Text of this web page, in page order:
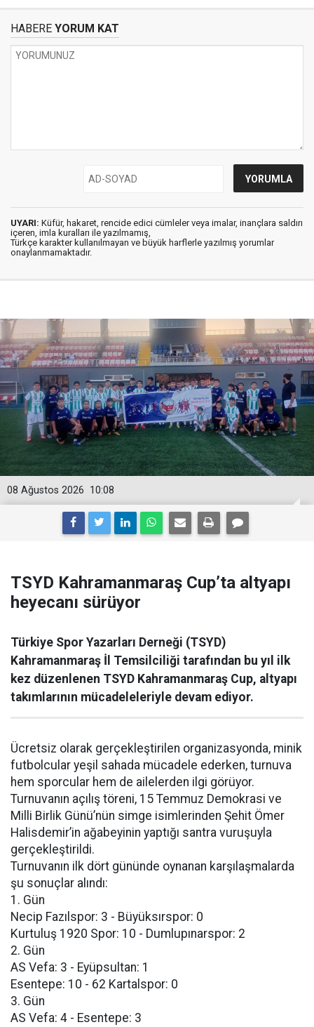
HABERE YORUM KAT
UYARI: Küfür, hakaret, rencide edici cümleler veya imalar, inançlara saldırı
içeren, imla kuralları ile yazılmamış,
Türkçe karakter kullanılmayan ve büyük harflerle yazılmış yorumlar
onaylanmamaktadır.
10:08
08 Ağustos 2026
TSYD Kahramanmaraş Cup’ta altyapı
heyecanı sürüyor
Türkiye Spor Yazarları Derneği (TSYD)
Kahramanmaraş İl Temsilciliği tarafından bu yıl ilk
kez düzenlenen TSYD Kahramanmaraş Cup, altyapı
takımlarının mücadeleleriyle devam ediyor.
Ücretsiz olarak gerçekleştirilen organizasyonda, minik
futbolcular yeşil sahada mücadele ederken, turnuva
hem sporcular hem de ailelerden ilgi görüyor.
Turnuvanın açılış töreni, 15 Temmuz Demokrasi ve
Milli Birlik Günü’nün simge isimlerinden Şehit Ömer
Halisdemir’in ağabeyinin yaptığı santra vuruşuyla
gerçekleştirildi.
Turnuvanın ilk dört gününde oynanan karşılaşmalarda
şu sonuçlar alındı:
1. Gün
Necip Fazılspor: 3 - Büyüksırspor: 0
Kurtuluş 1920 Spor: 10 - Dumlupınarspor: 2
2. Gün
AS Vefa: 3 - Eyüpsultan: 1
Esentepe: 10 - 62 Kartalspor: 0
3. Gün
AS Vefa: 4 - Esentepe: 3